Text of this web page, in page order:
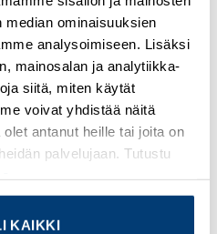
median ominaisuuksien
analysoimiseen. Lisäksi
mainosalan ja analytiikka-
siitä, miten käytät
voivat yhdistää näitä
antanut heille tai joita on
palvelujaan. Tutustu
KAIKKI
tuotteet